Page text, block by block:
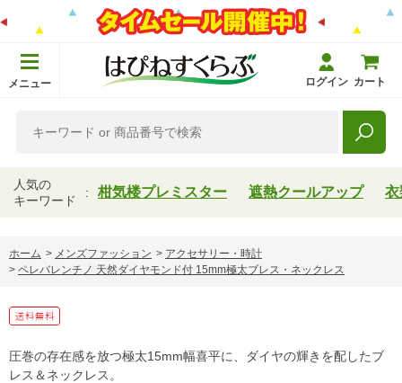
メニュー ログイン カート
人気の
キーワード
柑気楼プレミスター 遮熱クールアップ 衣
ホーム > メンズファッション > アクセサリー・時計
> ペレバレンチノ 天然ダイヤモンド付 15mm極太ブレス・ネックレス
圧巻の存在感を放つ極太15mm幅喜平に、ダイヤの輝きを配したブ
レス＆ネックレス。